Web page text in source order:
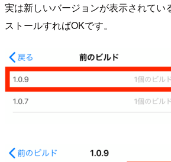
実は新しいバージョンが表示されてい
ストールすればOKです。